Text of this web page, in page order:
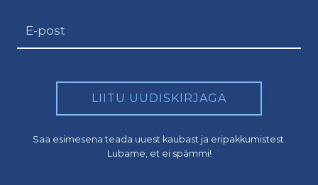
LIITU UUDISKIRJAGA
Saa esimesena teada uuest kaubast ja eripakkumistest.
Lubame, et ei spämmi!